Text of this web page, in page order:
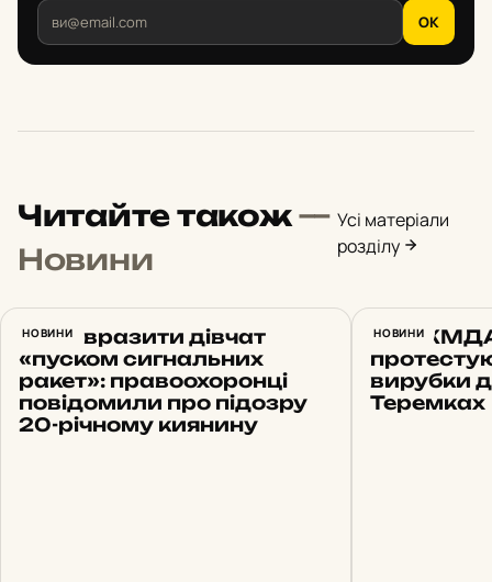
OK
Читайте також—
Новини
Усі матеріали
розділу
НОВИНИ
Хотів вразити дівчат
«пуском сигнальних
ракет»: правоохоронці
повідомили про підозру
20-річному киянину
НОВИНИ
Біля
вирубки
Теремках